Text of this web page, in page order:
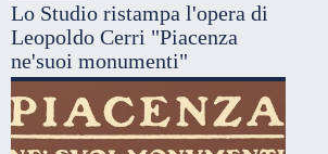
Lo Studio ristampa l'opera di
Leopoldo Cerri "Piacenza
ne'suoi monumenti"